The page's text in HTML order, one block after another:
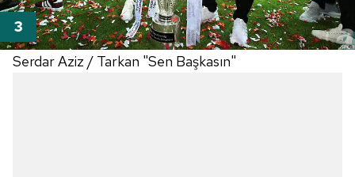
Serdar Aziz / Tarkan "Sen Başkasın"